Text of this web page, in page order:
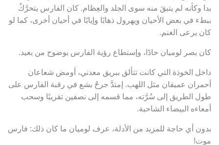
بدا وكأنه لم يتبقَ منه سوى الجلد والعِظام. كان الفارس يتحرَّكُ
ببطء في بعض الأحيان ويهرول ذهابًا وإيابًا في أحيان أخرى، كما لو
كان يرعى الغنم.
كان بصر لوميان حادًا، وإستطاع رؤية الفارس بوضوح من بعيد.
داخل الخوذة التي كانت تتألق ببريق معدني، أومض شعاعان
أحمران عميقان مثل اللهب. إمتدَّ جرحٌ بشع في رقبة الفارس على
طول الطريق إلى سُرَّته، مما قسمه إلى نصفين تقريبًا وسحب
أمعاءه البيضاء الشاحبة.
بدون أي حاجة للمزيد من الأدلة، عرف لوميان ما كان ذلك: فارس
موت!